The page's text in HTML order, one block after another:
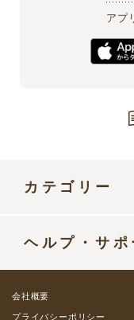
アプ
カテゴリー
部品・パーツ
ヘルプ・サポ
会社概要
プライバシーポリシー